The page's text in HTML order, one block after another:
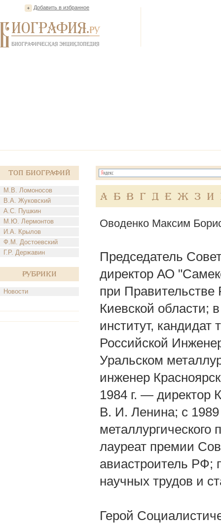
Добавить в избранное
Топ Биографий
М.В. Ломоносов
В.А. Жуковский
А.С. Пушкин
М.Ю. Лермонтов
И.А. Крылов
Ф.М. Достоевский
Г.Р. Державин
Рубрики
Новости
А Б В Г Д Е Ж З И
Оводенко Максим
Председатель
директор АО
при Правительстве
Киевской области;
институт, кандидат
Российской
Уральском
инженер
1984 г. — директор
В. И. Ленина; с
лауреат премии
авиастроитель РФ;
научных трудов и
Герой